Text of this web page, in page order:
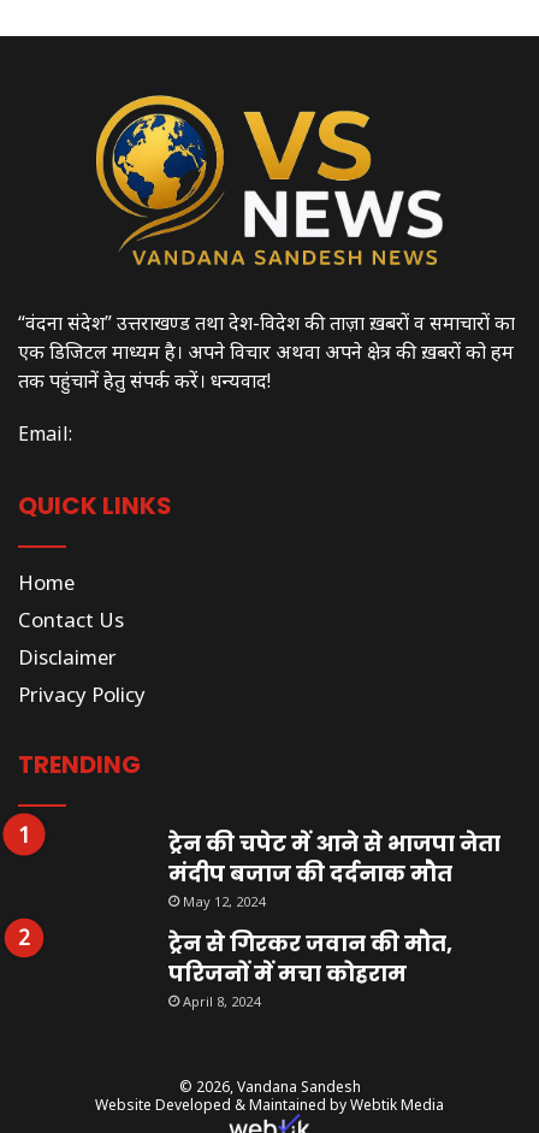
“वंदना संदेश” उत्तराखण्ड तथा देश-विदेश की ताज़ा ख़बरों व समाचारों का
एक डिजिटल माध्यम है। अपने विचार अथवा अपने क्षेत्र की ख़बरों को हम
तक पहुंचानें हेतु संपर्क करें। धन्यवाद!
Email:
QUICK LINKS
Home
Contact Us
Disclaimer
Privacy Policy
TRENDING
ट्रेन की चपेट में आने से भाजपा नेता
मंदीप बजाज की दर्दनाक मौत
May 12, 2024
ट्रेन से गिरकर जवान की मौत,
परिजनों में मचा कोहराम
April 8, 2024
© 2026,Vandana Sandesh
Website Developed & Maintained by Webtik Media